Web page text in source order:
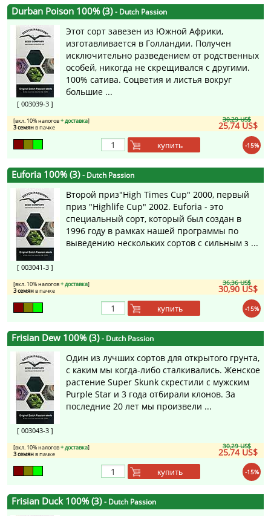
Durban Poison 100% (3)- Dutch Passion
[ 003039-3 ]
Этот сорт завезен из Южной Африки,
изготавливается в Голландии. Получен
исключительно разведением от родственных
особей, никогда не скрещивался с другими.
100% сатива. Соцветия и листья вокруг
большие ...
30,29 US$
25,74 US$
[вкл. 10% налогов+ доставка]
3 семянв пачке
-15%
купить
Euforia 100% (3)- Dutch Passion
[ 003041-3 ]
Второй приз"High Times Cup" 2000, первый
приз "Highlife Cup" 2002. Euforia - это
специальный сорт, который был создан в
1996 году в рамках нашей программы по
выведению нескольких сортов с сильным з ...
36,36 US$
30,90 US$
[вкл. 10% налогов+ доставка]
3 семянв пачке
-15%
купить
Frisian Dew 100% (3)- Dutch Passion
[ 003043-3 ]
Один из лучших сортов для открытого грунта,
с каким мы когда-либо сталкивались. Женское
растение Super Skunk скрестили с мужским
Purple Star и 3 года отбирали клонов. За
последние 20 лет мы произвели ...
30,29 US$
25,74 US$
[вкл. 10% налогов+ доставка]
3 семянв пачке
-15%
купить
Frisian Duck 100% (3)- Dutch Passion